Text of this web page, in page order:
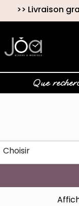
>> Livraison
Choisir